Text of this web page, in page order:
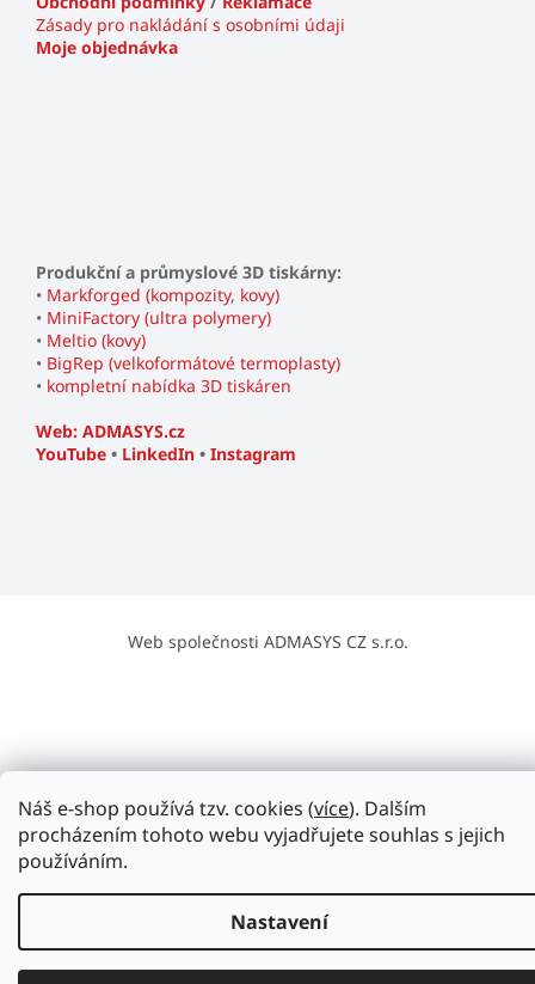
Náš e-shop používá tzv. cookies (více). Dalším
procházením tohoto webu vyjadřujete souhlas s jejich
používáním.
Nastavení
Zásady pro nakládání s osobními údaji
Moje objednávka
Produkční a průmyslové 3D tiskárny:
• Markforged (kompozity, kovy)
• MiniFactory (ultra polymery)
• Meltio (kovy)
• BigRep (velkoformátové termoplasty)
• kompletní nabídka 3D tiskáren
Web: ADMASYS.cz
YouTube • LinkedIn • Instagram
Web společnosti ADMASYS CZ s.r.o.